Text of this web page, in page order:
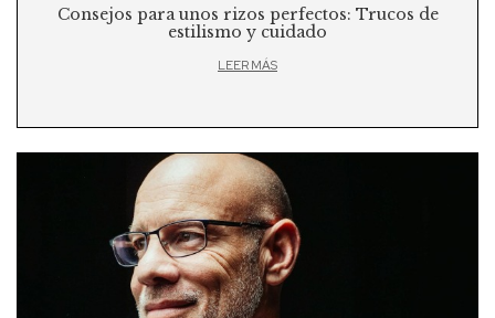
Consejos para unos rizos perfectos: Trucos de
estilismo y cuidado
LEER MÁS